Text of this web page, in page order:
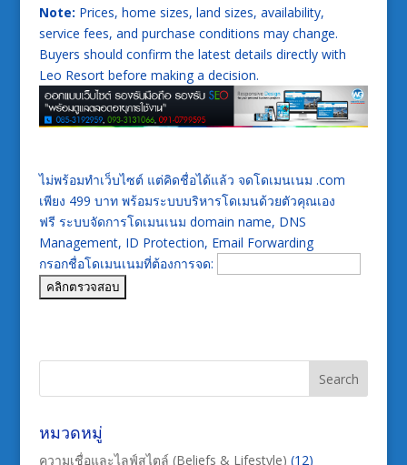
Note: Prices, home sizes, land sizes, availability,
service fees, and purchase conditions may change.
Buyers should confirm the latest details directly with
Leo Resort before making a decision.
ไม่พร้อมทำเว็บไซต์ แต่คิดชื่อได้แล้ว จดโดเมนเนม .com
เพียง 499 บาท พร้อมระบบบริหารโดเมนด้วยตัวคุณเอง
ฟรี ระบบจัดการโดเมนเนม domain name, DNS
Management, ID Protection, Email Forwarding
กรอกชื่อโดเมนเนมที่ต้องการจด:
หมวดหมู่
ความเชื่อและไลฟ์สไตล์ (Beliefs & Lifestyle) (12)